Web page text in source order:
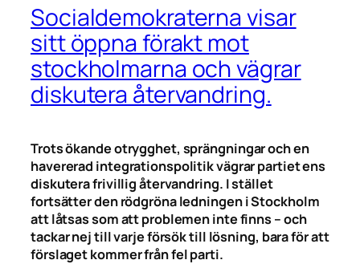
Socialdemokraterna visar
sitt öppna förakt mot
stockholmarna och vägrar
diskutera återvandring.
Trots ökande otrygghet, sprängningar och en
havererad integrationspolitik vägrar partiet ens
diskutera frivillig återvandring. I stället
fortsätter den rödgröna ledningen i Stockholm
att låtsas som att problemen inte finns – och
tackar nej till varje försök till lösning, bara för att
förslaget kommer från fel parti.